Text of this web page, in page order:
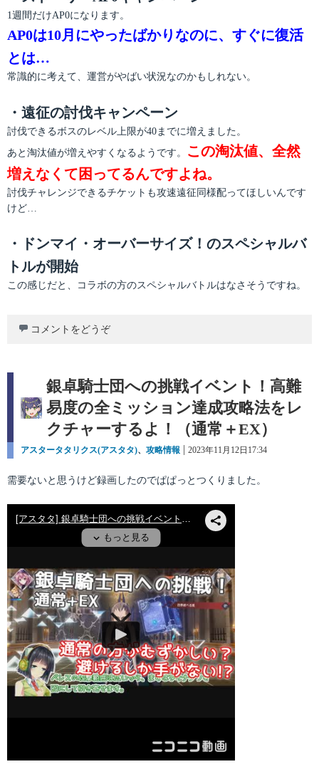
1週間だけAP0になります。
AP0は10月にやったばかりなのに、すぐに復活
とは…
常識的に考えて、運営がやばい状況なのかもしれない。
・遠征の討伐キャンペーン
討伐できるボスのレベル上限が40までに増えました。
あと淘汰値が増えやすくなるようです。
この淘汰値、全然
増えなくて困ってるんですよね。
討伐チャレンジできるチケットも攻速遠征同様配ってほしいんです
けど…
・ドンマイ・オーバーサイズ！のスペシャルバ
トルが開始
この感じだと、コラボの方のスペシャルバトルはなさそうですね。
コメントをどうぞ
銀卓騎士団への挑戦イベント！高難
易度の全ミッション達成攻略法をレ
クチャーするよ！（通常＋EX）
カ
ゴ
ー
アスタータタリクス(アスタタ)、 攻略情報
投
日:
2023年11月12日17:34
需要ないと思うけど録画したのでぱぱっとつくりました。